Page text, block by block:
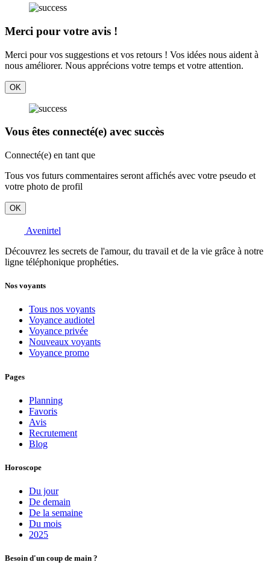
Merci pour votre avis !
Merci pour vos suggestions et vos retours ! Vos idées nous aident à
nous améliorer. Nous apprécions votre temps et votre attention.
OK
Vous êtes connecté(e) avec succès
Connecté(e) en tant que
Tous vos futurs commentaires seront affichés avec votre pseudo et
votre photo de profil
OK
Avenirtel
Découvrez les secrets de l'amour, du travail et de la vie grâce à notre
ligne téléphonique prophéties.
Nos voyants
Tous nos voyants
Voyance audiotel
Voyance privée
Nouveaux voyants
Voyance promo
Pages
Planning
Favoris
Avis
Recrutement
Blog
Horoscope
Du jour
De demain
De la semaine
Du mois
2025
Besoin d'un coup de main ?